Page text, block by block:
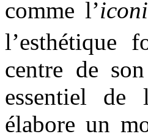
comme l’
l’esthétique
centre de
essentiel de
élabore un